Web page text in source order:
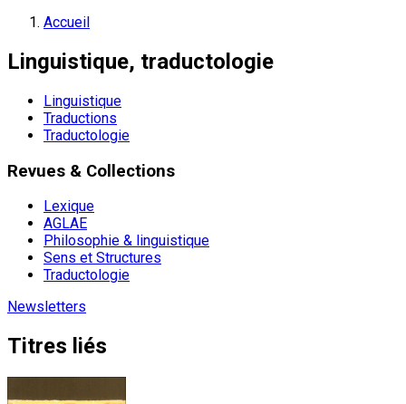
Accueil
Linguistique, traductologie
Linguistique
Traductions
Traductologie
Revues & Collections
Lexique
AGLAE
Philosophie & linguistique
Sens et Structures
Traductologie
Newsletters
Titres liés